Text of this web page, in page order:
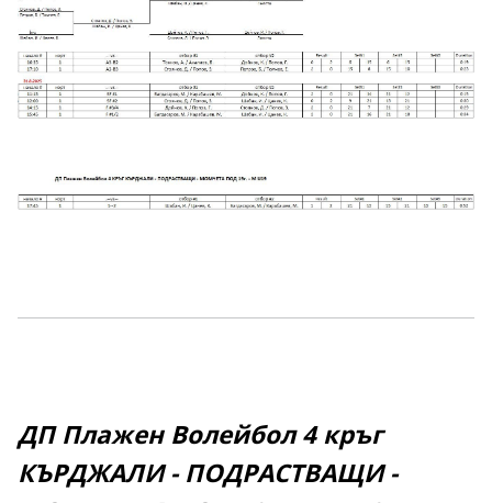
ДП Плажен Волейбол 4 кръг
КЪРДЖАЛИ - ПОДРАСТВАЩИ -